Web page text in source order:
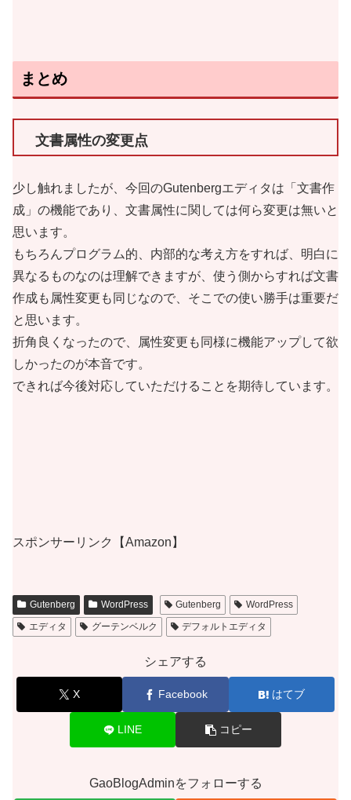
まとめ
文書属性の変更点
少し触れましたが、今回のGutenbergエディタは「文書作
成」の機能であり、文書属性に関しては何ら変更は無いと
思います。
もちろんプログラム的、内部的な考え方をすれば、明白に
異なるものなのは理解できますが、使う側からすれば文書
作成も属性変更も同じなので、そこでの使い勝手は重要だ
と思います。
折角良くなったので、属性変更も同様に機能アップして欲
しかったのが本音です。
できれば今後対応していただけることを期待しています。
スポンサーリンク【Amazon】
Gutenberg WordPress Gutenberg
WordPress
エディタ
グーテンベルク デフォルトエディタ
シェアする
X Facebook はてブ
LINE コピー
GaoBlogAdminをフォローする